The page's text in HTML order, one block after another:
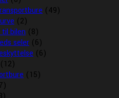
(49)
(2)
til bilen (8)
seler (6)
(6)
(12)
(15)